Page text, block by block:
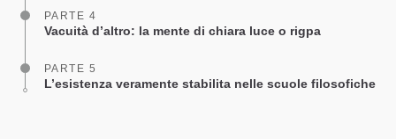
PARTE 4
Vacuità d’altro: la mente di chiara luce o rigpa
PARTE 5
L’esistenza veramente stabilita nelle scuole filosofiche